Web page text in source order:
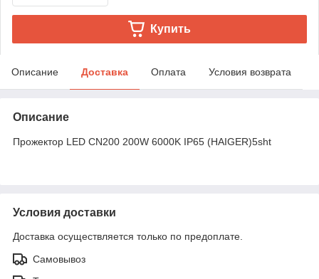
Купить
Описание Доставка Оплата Условия возврата
Описание
Прожектор LED CN200 200W 6000K IP65 (HAIGER)5sht
Условия доставки
Доставка осуществляется только по предоплате.
Самовывоз